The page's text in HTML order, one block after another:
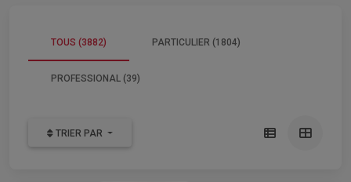
TOUS (3882) PARTICULIER (1804)
PROFESSIONAL (39)
TRIER PAR